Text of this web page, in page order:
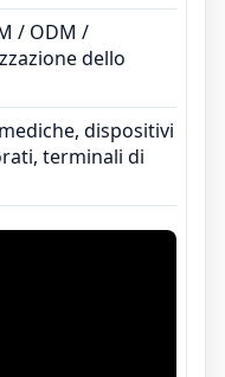
/ ODM /
dello
dispositivi
terminali di